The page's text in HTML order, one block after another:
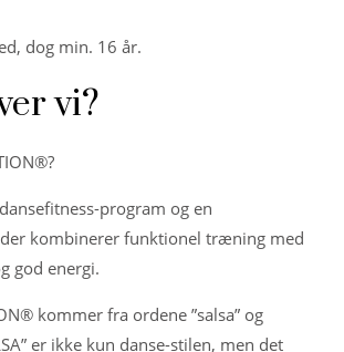
dog min. 16 år.
vi?
program og en
der kombinerer funktionel træning med
god energi.
kommer fra ordene ”salsa” og
er ikke kun danse-stilen, men det